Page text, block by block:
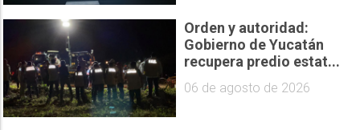
Orden y autoridad:
Gobierno de Yucatán
recupera predio estat...
06 de agosto de 2026